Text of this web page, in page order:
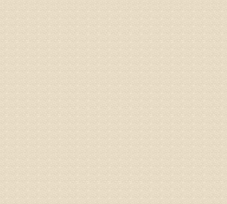
专家回
电话：
姓名
病情描
院直接
姓名
都不理
专家回
况，不
姓名：